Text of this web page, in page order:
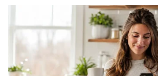
Godavari Tour Devarapalli
ఇంత హుషారు ఏంటి భయ్యా ఎలా
కొట్టేసుకుంటున్నాడో చూడండి | Hushar
Pittalu Movie Press Meet | Actor